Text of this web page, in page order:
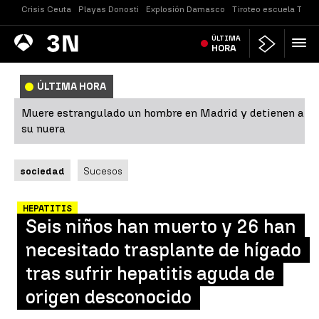
Crisis Ceuta Playas Donosti Explosión Damasco Tiroteo escuela
Antena
3 Noticias ÚLTIMA
HORA
ÚLTIMA HORA
Muere estrangulado un hombre en Madrid y detienen a
su nuera
sociedad Sucesos
HEPATITIS
Seis niños han muerto y 26 han
necesitado trasplante de hígado
tras sufrir hepatitis aguda de
origen desconocido